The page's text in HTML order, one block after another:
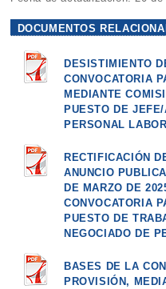
DOCUMENTOS
DESISTIMIENTO
CONVOCATORIA
MEDIANTE
PUESTO DE
PERSONAL
RECTIFICACIÓN
ANUNCIO
DE MARZO DE
CONVOCATORIA
PUESTO DE
NEGOCIADO DE
BASES DE LA
PROVISIÓN,